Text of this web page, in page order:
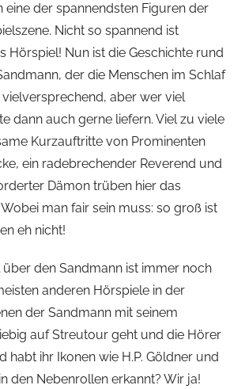
e
r
s
p
i
e
l
k
a
m
r
eine der spannendsten Figuren der
Nicht so spannend ist
Hörspiel! Nun ist die Geschichte rund
der die Menschen im Schlaf
aber wer viel
dann auch gerne liefern. Viel zu viele
Kurzauftritte von Prominenten
ein radebrechender Reverend und
Dämon trüben hier das
man fair sein muss: so groß ist
eh nicht!
über den Sandmann ist immer noch
anderen Hörspiele in der
der Sandmann mit seinem
auf Streutour geht und die Hörer
habt ihr Ikonen wie H.P. Göldner und
den Nebenrollen erkannt? Wir ja!